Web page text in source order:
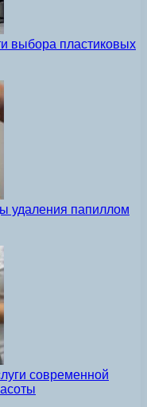
выбора пластиковых
удаления папиллом
современной